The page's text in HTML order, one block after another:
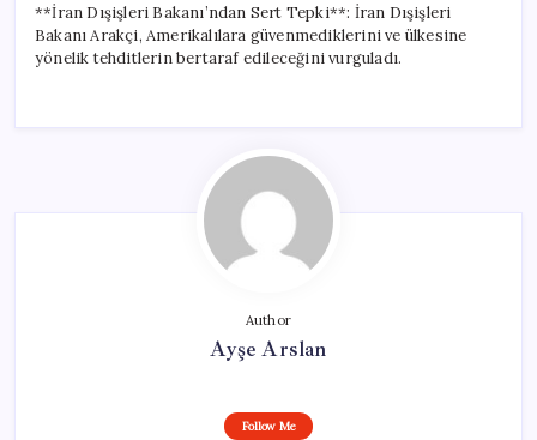
**İran Dışişleri Bakanı’ndan Sert Tepki**: İran Dışişleri
Bakanı Arakçi, Amerikalılara güvenmediklerini ve ülkesine
yönelik tehditlerin bertaraf edileceğini vurguladı.
Author
Ayşe Arslan
Follow Me